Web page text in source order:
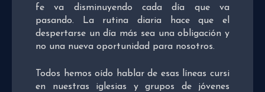
fe va disminuyendo cada día que va
pasando. La rutina diaria hace que el
despertarse un día más sea una obligación y
no una nueva oportunidad para nosotros.
Todos hemos oído hablar de esas líneas cursi
en nuestras iglesias y grupos de jóvenes